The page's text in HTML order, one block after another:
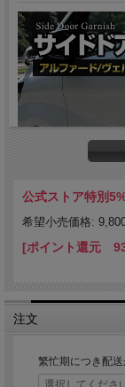
公式ストア特別
希望小売価格:
[ポイント還元
注文
繁忙期につき配